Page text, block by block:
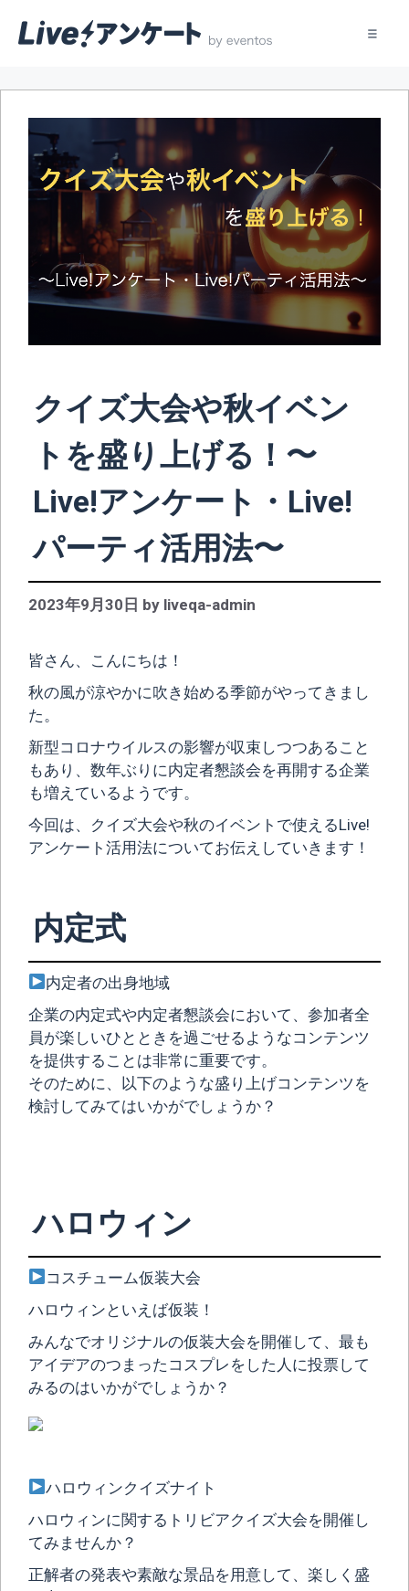
クイズ大会や秋イベン
トを盛り上げる！〜
Live!アンケート・Live!
パーティ活用法〜
2023年9月30日 by liveqa-admin
皆さん、こんにちは！
秋の風が涼やかに吹き始める季節がやってきまし
た。
新型コロナウイルスの影響が収束しつつあること
もあり、数年ぶりに内定者懇談会を再開する企業
も増えているようです。
今回は、クイズ大会や秋のイベントで使えるLive!
アンケート活用法についてお伝えしていきます！
内定式
内定者の出身地域
企業の内定式や内定者懇談会において、参加者全
員が楽しいひとときを過ごせるようなコンテンツ
を提供することは非常に重要です。
そのために、以下のような盛り上げコンテンツを
検討してみてはいかがでしょうか？
ハロウィン
コスチューム仮装大会
ハロウィンといえば仮装！
みんなでオリジナルの仮装大会を開催して、最も
アイデアのつまったコスプレをした人に投票して
みるのはいかがでしょうか？
ハロウィンクイズナイト
ハロウィンに関するトリビアクイズ大会を開催し
てみませんか？
正解者の発表や素敵な景品を用意して、楽しく盛